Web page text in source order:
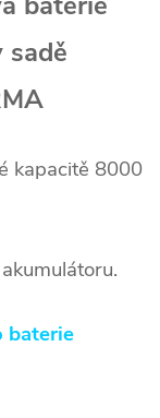
sadě
kapacitě 8000
baterie